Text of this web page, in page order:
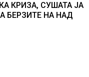
КРИЗА, СУШАТА ЈА
БЕРЗИТЕ НА НАД